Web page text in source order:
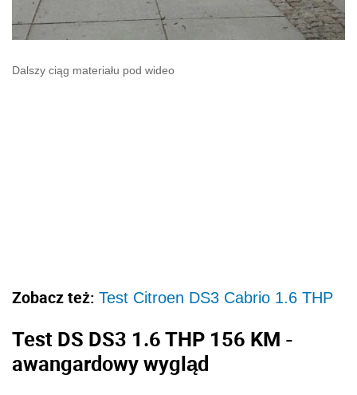
Dalszy ciąg materiału pod wideo
Zobacz też: Test Citroen DS3 Cabrio 1.6 THP
Test DS DS3 1.6 THP 156 KM -
awangardowy wygląd